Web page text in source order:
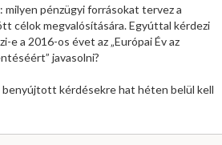
milyen pénzügyi forrásokat tervez a
célok megvalósítására. Egyúttal kérdezi
e a 2016-os évet az „Európai Év az
javasolni?
benyújtott kérdésekre hat héten belül kell